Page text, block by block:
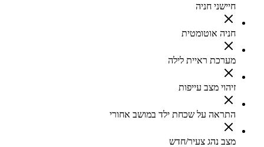
חיישני חניה
חניה אוטומטית
מערכת ראיית לילה
זיהוי מצב עייפות
התראה על שכחת ילד במושב אחורי
מצב נהג צעיר/חדש